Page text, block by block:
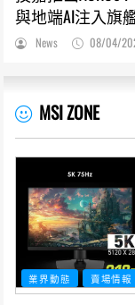
與地端AI注入旗
News 08/04/
MSI ZONE
業界動態 賣場情報